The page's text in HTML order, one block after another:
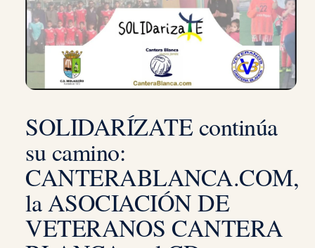
SOLIDARÍZATE continúa
su camino:
CANTERABLANCA.COM,
la ASOCIACIÓN DE
VETERANOS CANTERA